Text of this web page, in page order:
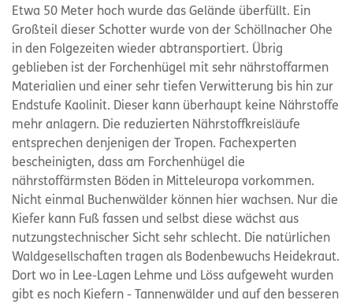
Etwa 50 Meter hoch wurde das Gelände überfüllt. Ein
Großteil dieser Schotter wurde von der Schöllnacher Ohe
in den Folgezeiten wieder abtransportiert. Übrig
geblieben ist der Forchenhügel mit sehr nährstoffarmen
Materialien und einer sehr tiefen Verwitterung bis hin zur
Endstufe Kaolinit. Dieser kann überhaupt keine Nährstoffe
mehr anlagern. Die reduzierten Nährstoffkreisläufe
entsprechen denjenigen der Tropen. Fachexperten
bescheinigten, dass am Forchenhügel die
nährstoffärmsten Böden in Mitteleuropa vorkommen.
Nicht einmal Buchenwälder können hier wachsen. Nur die
Kiefer kann Fuß fassen und selbst diese wächst aus
nutzungstechnischer Sicht sehr schlecht. Die natürlichen
Waldgesellschaften tragen als Bodenbewuchs Heidekraut.
Dort wo in Lee-Lagen Lehme und Löss aufgeweht wurden
gibt es noch Kiefern - Tannenwälder und auf den besseren